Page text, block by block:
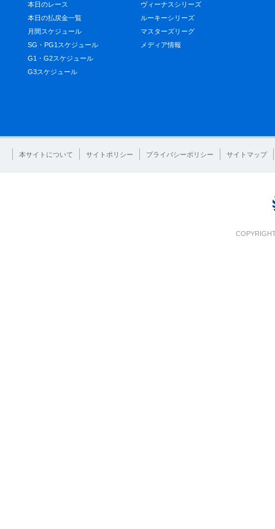
本日のレース
本日の払戻金一覧
月間スケジュール
SG・PG1スケジュール
G1・G2スケジュール
G3スケジュール
ヴィーナスシリーズ
ルーキーシリーズ
マスターズリーグ
メディア情報
本サイトについて サイトポリシー プライバシーポリシー サイトマップ